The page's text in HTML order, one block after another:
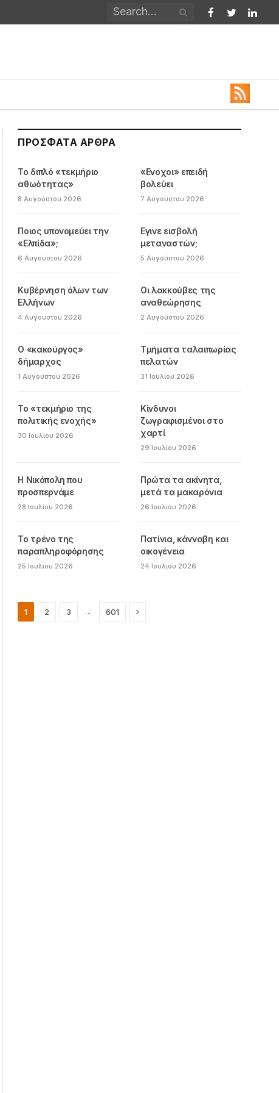
Facebook
Twitter
ΠΡΌΣΦΑΤΑ ΆΡΘΡΑ
Το διπλό «τεκμήριο
αθωότητας»
8 Αυγούστου 2026
«Ενοχοι» επειδή
βολεύει
7 Αυγούστου 2026
Ποιος υπονομεύει την
«Ελπίδα»;
6 Αυγούστου 2026
Εγινε εισβολή
μεταναστών;
5 Αυγούστου 2026
Κυβέρνηση όλων των
Ελλήνων
4 Αυγούστου 2026
Οι λακκούβες της
αναθεώρησης
2 Αυγούστου 2026
Ο «κακούργος»
δήμαρχος
1 Αυγούστου 2026
Τμήματα ταλαιπωρίας
πελατών
31 Ιουλίου 2026
Το «τεκμήριο της
πολιτικής ενοχής»
30 Ιουλίου 2026
Κίνδυνοι
ζωγραφισμένοι στο
χαρτί
29 Ιουλίου 2026
Η Νικόπολη που
προσπερνάμε
28 Ιουλίου 2026
Πρώτα τα ακίνητα,
μετά τα μακαρόνια
26 Ιουλίου 2026
Το τρένο της
παραπληροφόρησης
25 Ιουλίου 2026
Πατίνια, κάνναβη και
οικογένεια
24 Ιουλίου 2026
1 2 3 … 601 Next